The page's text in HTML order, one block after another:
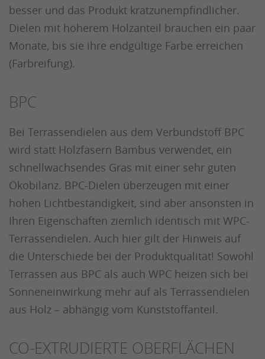
besser und das Produkt kratzunempfindlicher.
Dielen mit höherem Holzanteil brauchen ein paar
Monate, bis sie ihre endgültige Farbe erreichen
(Farbreifung).
BPC
Bei Terrassendielen aus dem Verbundstoff BPC
wird statt Holzfasern Bambus verwendet, ein
schnellwachsendes Gras mit einer sehr guten
Ökobilanz. BPC-Dielen überzeugen mit einer
hohen Lichtbeständigkeit, sind aber ansonsten in
Ihren Eigenschaften ziemlich identisch mit WPC-
Terrassendielen. Auch hier gilt der Hinweis auf
die Unterschiede bei der Produktqualität! Sowohl
Terrassen aus BPC als auch WPC heizen sich bei
Sonneneinwirkung mehr auf als Terrassendielen
aus Holz – abhängig vom Kunststoffanteil.
CO-EXTRUDIERTE OBERFLÄCHEN